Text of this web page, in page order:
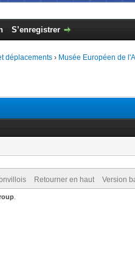
S’enregistrer
déplacements › Musée Européen de
Retourner en haut Version
.